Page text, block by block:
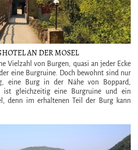
AN DER MOSEL
Vielzahl von Burgen, quasi an jeder Ecke
eine Burgruine. Doch bewohnt sind nur
eine Burg in der Nähe von Boppard,
ist gleichzeitig eine Burgruine und ein
denn im erhaltenen Teil der Burg kann